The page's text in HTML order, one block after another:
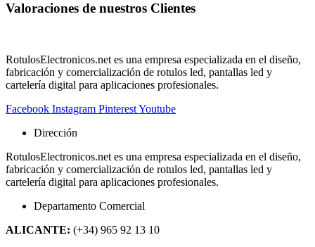
Valoraciones de nuestros Clientes
RotulosElectronicos.net es una empresa especializada en el diseño,
fabricación y comercialización de rotulos led, pantallas led y
cartelería digital para aplicaciones profesionales.
Facebook Instagram PinterestYoutube
Dirección
RotulosElectronicos.net es una empresa especializada en el diseño,
fabricación y comercialización de rotulos led, pantallas led y
cartelería digital para aplicaciones profesionales.
Departamento Comercial
ALICANTE: (+34) 965 92 13 10